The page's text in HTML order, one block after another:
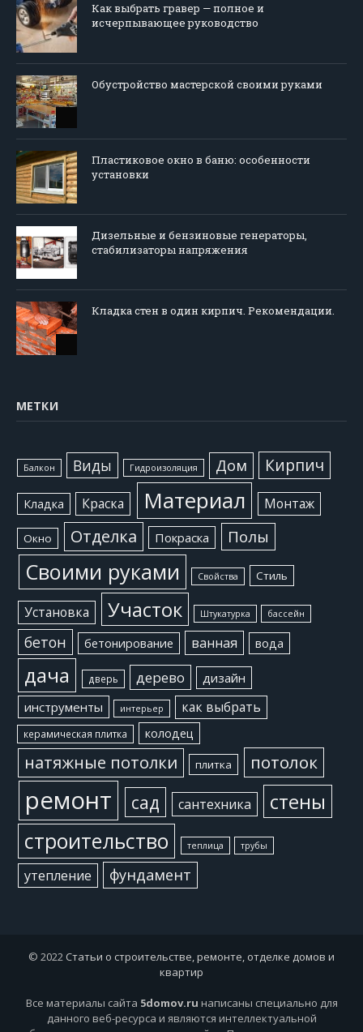
Как выбрать гравер — полное и
исчерпывающее руководство
Обустройство мастерской своими руками
Пластиковое окно в баню: особенности
установки
Дизельные и бензиновые генераторы,
стабилизаторы напряжения
Кладка стен в один кирпич. Рекомендации.
МЕТКИ
Балкон Виды Гидроизоляция Дом Кирпич
Кладка Краска Материал Монтаж
Окно Отделка Покраска Полы
Своими руками Свойства Стиль
Установка Участок Штукатурка бассейн
бетон бетонирование ванная вода
дача дверь дерево
дизайн
инструменты
интерьер как выбрать
керамическая плитка колодец
натяжные потолки плитка потолок
ремонт сад сантехника
стены
строительство
теплица трубы
утепление фундамент
© 2022 Статьи о строительстве, ремонте, отделке домов и
квартир
Все материалы сайта 5domov.ru написаны специально для
данного веб-ресурса и являются интеллектуальной